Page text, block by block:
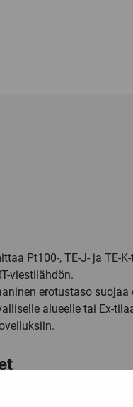
Pt100-, TE-J- ja TE-
viestilähdön.
erotustaso
alueelle tai Ex-